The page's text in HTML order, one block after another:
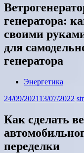
генератора:
своими
для
генератора
Энергетика
24/09/202113/07/2022
Как сделать
переделки